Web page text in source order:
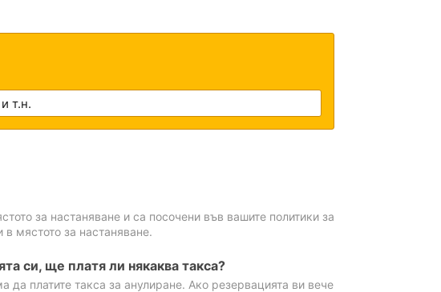
за настаняване и са посочени във вашите политики за
мястото за настаняване.
си, ще платя ли някаква такса?
да платите такса за анулиране. Ако резервацията ви вече